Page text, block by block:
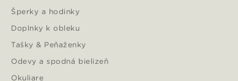
Šperky a hodinky
Doplnky k obleku
Tašky & Peňaženky
Odevy a spodná bielizeň
Okuliare